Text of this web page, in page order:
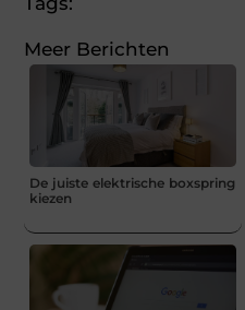
Meer Berichten
De juiste elektrische boxspring
kiezen